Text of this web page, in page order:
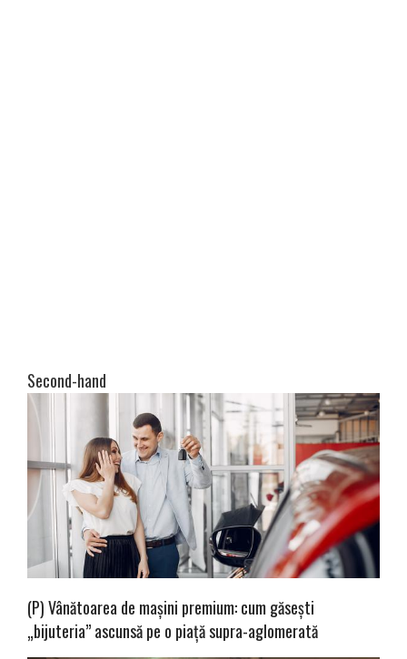
Second-hand
(P) Vânătoarea de mașini premium: cum găsești
„bijuteria” ascunsă pe o piață supra-aglomerată